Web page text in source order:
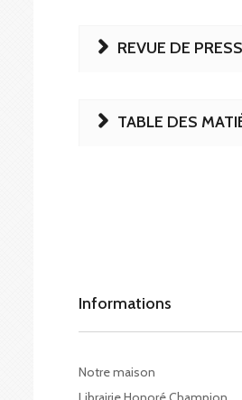
REVUE DE
TABLE DES
Informations
Notre maison